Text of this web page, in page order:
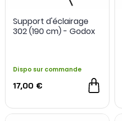
Support d'éclairage
302 (190 cm) - Godox
Dispo sur commande
17,00 €